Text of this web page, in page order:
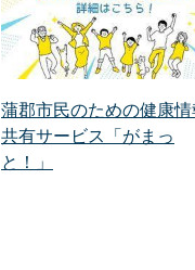
蒲郡市民のための健康情
共有サービス「がまっ
と！」